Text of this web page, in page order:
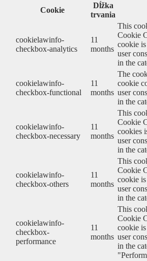
Cookie
Dĺžka
trvania
cookielawinfo-
checkbox-analytics
11
months
This
Cookie
cookie
user
in the
cookielawinfo-
checkbox-functional
11
months
The
cookie
user
in the
cookielawinfo-
checkbox-necessary
11
months
This
Cookie
cookies
user
in the
cookielawinfo-
checkbox-others
11
months
This
Cookie
cookie
user
in the
cookielawinfo-
checkbox-
performance
11
months
This
Cookie
cookie
user
in the